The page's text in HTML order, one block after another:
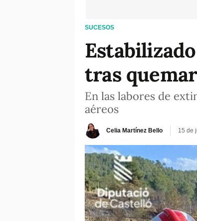
SUCESOS
tras
En las labores de
aéreos
Celia Martínez Bello 15 de